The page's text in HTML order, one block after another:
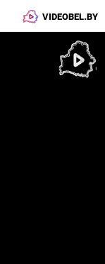
VIDEOBEL.BY